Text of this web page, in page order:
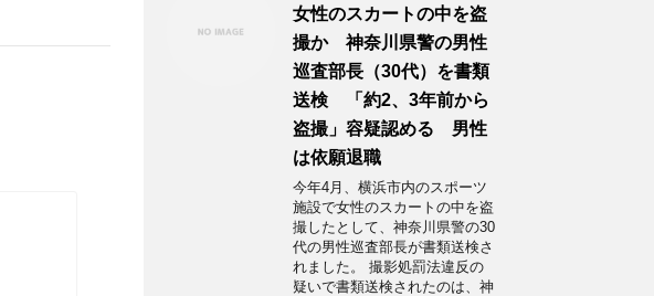
女性のスカートの中を盗
撮か 神奈川県警の男性
巡査部長（30代）を書類
送検 「約2、3年前から
盗撮」容疑認める 男性
は依願退職
今年4月、横浜市内のスポーツ
施設で女性のスカートの中を盗
撮したとして、神奈川県警の30
代の男性巡査部長が書類送検さ
れました。 撮影処罰法違反の
疑いで書類送検されたのは、神